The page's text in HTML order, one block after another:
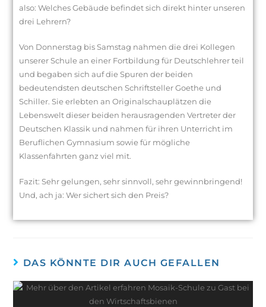
also: Welches Gebäude befindet sich direkt hinter unseren
drei Lehrern?
Von Donnerstag bis Samstag nahmen die drei Kollegen
unserer Schule an einer Fortbildung für Deutschlehrer teil
und begaben sich auf die Spuren der beiden
bedeutendsten deutschen Schriftsteller Goethe und
Schiller. Sie erlebten an Originalschauplätzen die
Lebenswelt dieser beiden herausragenden Vertreter der
Deutschen Klassik und nahmen für ihren Unterricht im
Beruflichen Gymnasium sowie für mögliche
Klassenfahrten ganz viel mit.
Fazit: Sehr gelungen, sehr sinnvoll, sehr gewinnbringend!
Und, ach ja: Wer sichert sich den Preis?
DAS KÖNNTE DIR AUCH GEFALLEN